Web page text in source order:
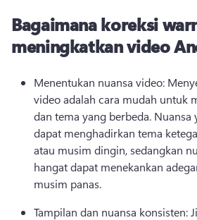
Bagaimana koreksi
meningkatkan video
Menentukan nuansa video:
video adalah cara mudah untuk
dan tema yang berbeda. Nuansa
dapat menghadirkan tema
atau musim dingin, sedangkan
hangat dapat menekankan
musim panas.
Tampilan dan nuansa konsisten: